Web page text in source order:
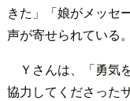
きた」「娘がメッセ
声が寄せられている。
Ｙさんは、「勇気
協力してくださった